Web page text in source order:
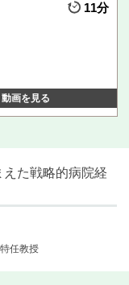
11分
動画を見る
た戦略的病院経
任教授